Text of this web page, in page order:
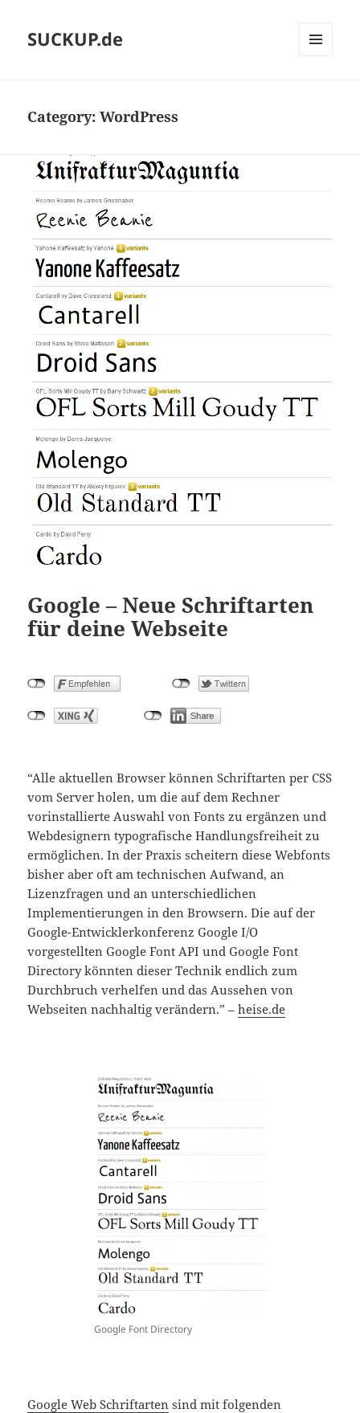
SUCKUP.de
Category:WordPress
Google – Neue Schriftarten
für deine Webseite
“Alle aktuellen Browser können Schriftarten per CSS
vom Server holen, um die auf dem Rechner
vorinstallierte Auswahl von Fonts zu ergänzen und
Webdesignern typografische Handlungsfreiheit zu
ermöglichen. In der Praxis scheitern diese Webfonts
bisher aber oft am technischen Aufwand, an
Lizenzfragen und an unterschiedlichen
Implementierungen in den Browsern. Die auf der
Google-Entwicklerkonferenz Google I/O
vorgestellten Google Font API und Google Font
Directory könnten dieser Technik endlich zum
Durchbruch verhelfen und das Aussehen von
Webseiten nachhaltig verändern.” –heise.de
Google Font Directory
Google Web Schriftarten sind mit folgenden